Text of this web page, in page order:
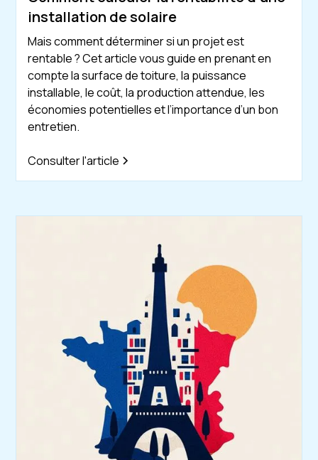
installation de solaire
Mais comment déterminer si un projet est
rentable ? Cet article vous guide en prenant en
compte la surface de toiture, la puissance
installable, le coût, la production attendue, les
économies potentielles et l’importance d’un bon
entretien.
Consulter l'article